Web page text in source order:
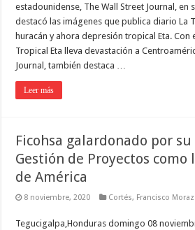
estadounidense, The Wall Street Journal, en
destacó las imágenes que publica diario La
huracán y ahora depresión tropical Eta. Con
Tropical Eta lleva devastación a
Journal, también destaca …
Leer más
Ficohsa galardonado por
Gestión de Proyectos
de América
8 noviembre, 2020 Cortés, Francisco
Tegucigalpa,Honduras domingo 08